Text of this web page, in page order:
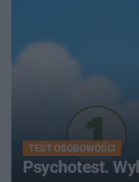
TEST OSOBOWOŚCI
Psychotest.